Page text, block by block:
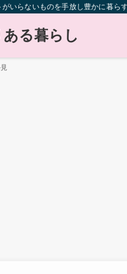
いらないものを手放し豊かに暮ら
る暮らし